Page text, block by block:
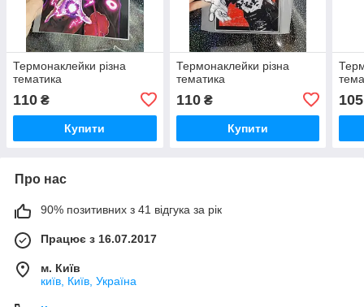
Термонаклейки різна
тематика
110 ₴
Купити
Термонаклейки різна
тематика
110₴
Купити
105
Про нас
90% позитивних з 41 відгука за рік
Працює з 16.07.2017
м. Київ
київ, Київ, Україна